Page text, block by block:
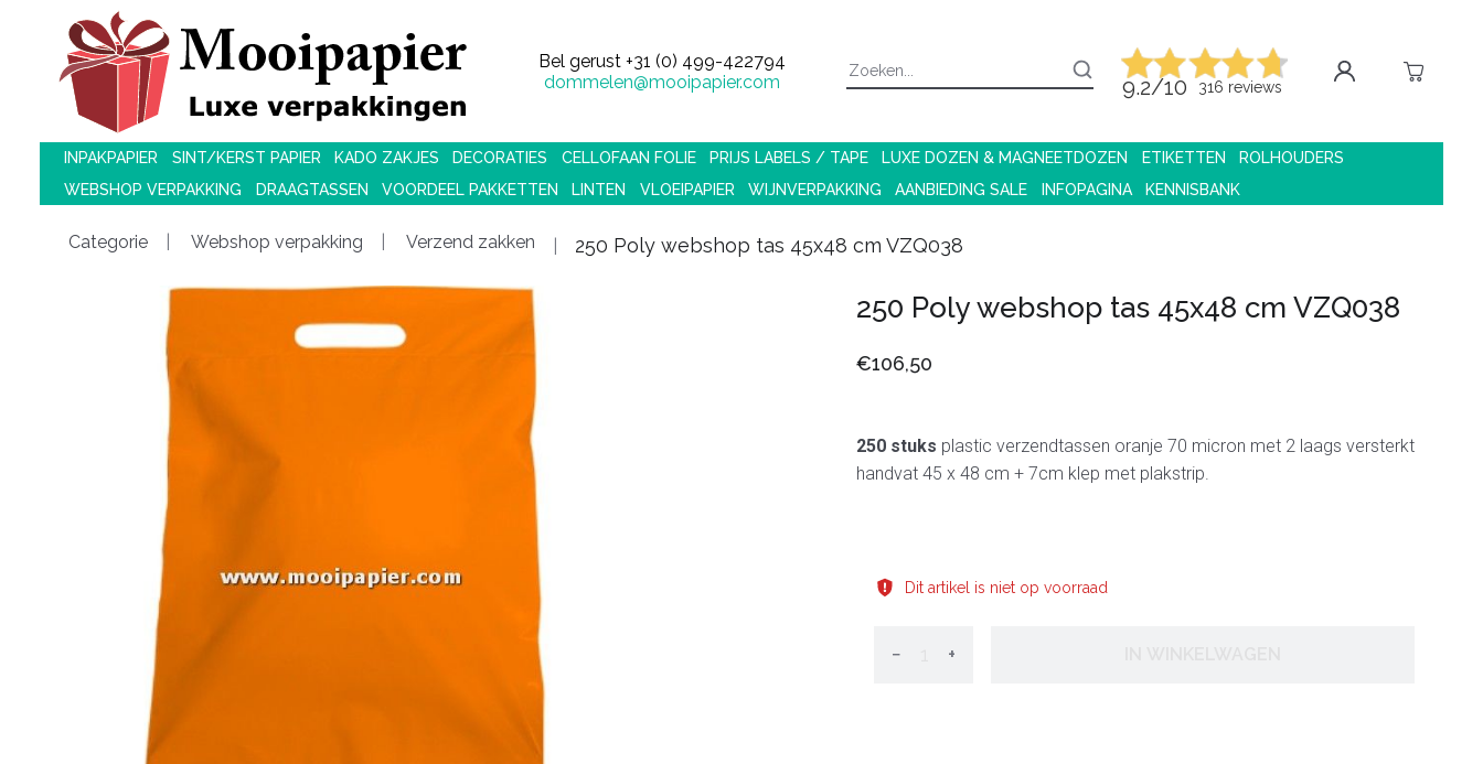
Bel gerust +31 (0) 499-422794
dommelen@mooipapier.com
9.2/10 316 reviews
INPAKPAPIER SINT/KERST PAPIER KADO ZAKJES DECORATIES CELLOFAAN FOLIE PRIJS LABELS / TAPE LUXE DOZEN & MAGNEETDOZEN ETIKETTEN
ROLHOUDERS
WEBSHOP VERPAKKING
DRAAGTASSEN VOORDEEL PAKKETTEN LINTEN VLOEIPAPIER WIJNVERPAKKING AANBIEDING SALE INFOPAGINA KENNISBANK
Categorie Webshop verpakking Verzend zakken 250 Poly webshop tas 45x48 cm VZQ038
250 Poly webshop tas 45x48 cm VZQ038
€106,50
250 stuks plastic verzendtassen oranje 70 micron met 2 laags versterkt
handvat 45 x 48 cm + 7cm klep met plakstrip.
Dit artikel is niet op voorraad
− +